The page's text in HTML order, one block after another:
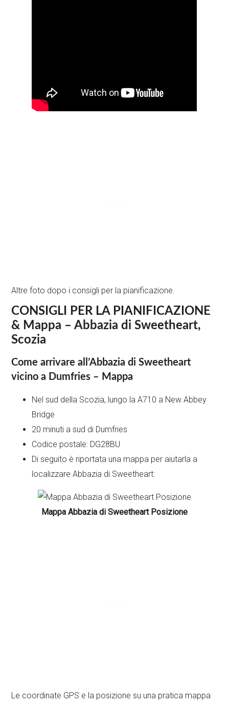
Altre foto dopo i consigli per la pianificazione.
CONSIGLI PER LA PIANIFICAZIONE
& Mappa – Abbazia di Sweetheart,
Scozia
Come arrivare all’Abbazia di Sweetheart
vicino a Dumfries – Mappa
Nel sud della Scozia, lungo la A710 a New Abbey
Bridge
20 minuti a sud di Dumfries
Codice postale: DG28BU
Di seguito è riportata una mappa per aiutarla a
localizzare Abbazia di Sweetheart:
Mappa Abbazia di Sweetheart Posizione
Le coordinate GPS e la posizione su una pratica mappa